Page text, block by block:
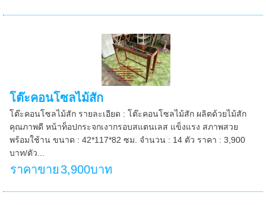
โต๊ะคอนโซลไม้สัก
โต๊ะคอนโซลไม้สัก รายละเอียด : โต๊ะคอนโซลไม้สัก ผลิตด้วยไม้สัก
คุณภาพดี หน้าท็อปกระจกเงากรอบสแตนเลส แข็งแรง สภาพสวย
พร้อมใช้าน ขนาด : 42*117*82 ซม. จำนวน : 14 ตัว ราคา : 3,900
บาท/ตัว...
ราคาขาย3,900บาท